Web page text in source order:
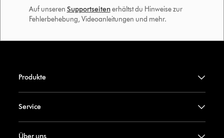
Auf unseren Supportseiten erhältst du Hinweise zur
Fehlerbehebung, Videoanleitungen und mehr.
Produkte
Service
Über uns